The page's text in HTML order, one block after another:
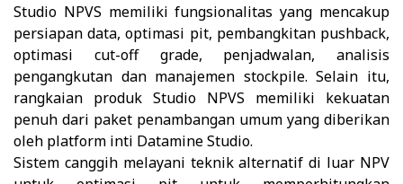
Studio NPVS memiliki fungsionalitas yang mencakup
persiapan data, optimasi pit, pembangkitan pushback,
optimasi cut-off grade, penjadwalan, analisis
pengangkutan dan manajemen stockpile. Selain itu,
rangkaian produk Studio NPVS memiliki kekuatan
penuh dari paket penambangan umum yang diberikan
oleh platform inti Datamine Studio.
Sistem canggih melayani teknik alternatif di luar NPV